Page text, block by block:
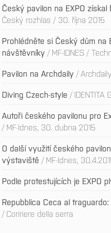
Český pavilon na EXPO
Český rozhlas / 30. října 2015
Prohlédněte si Český dům na
návštěvníky MF-IDNES /
Pavilon na Archdaily
Diving Czech-style IDENTITA
Autoři českého pavilonu pro
MF-Idnes, 30. dubna 2015
O další využití českého
výstaviště MF-Idnes,
Podle protestujících je EXPO
Repubblica Ceca al
Coririere della serra